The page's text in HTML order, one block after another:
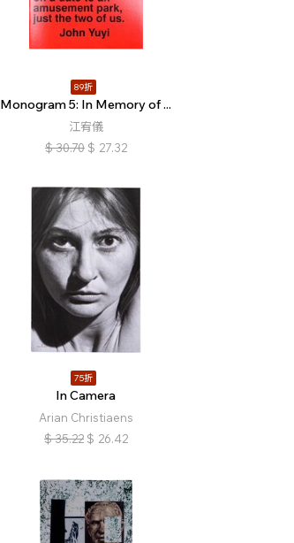
89折
Monogram 5: In Memory of ...
江宥儀
$ 30.70 $ 27.32
75折
In Camera
Arian Christiaens
$ 35.22 $ 26.42